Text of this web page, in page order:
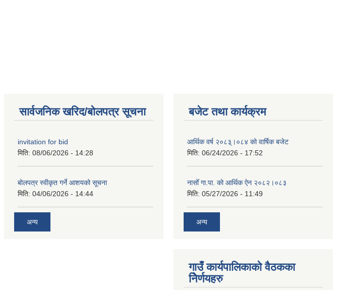
सार्वजनिक खरिद/बोलपत्र सूचना
invitation for bid
मिति: 08/06/2026 - 14:28
बोलपत्र स्वीकृत गर्ने आशयको सूचना
मिति: 04/06/2026 - 14:44
अन्य
बजेट तथा कार्यक्रम
आर्थिक वर्ष २०८३्।०८४ को वार्षिक बजेट
मिति: 06/24/2026 - 17:52
नासोँ गा.पा. को आर्थिक ऐन २०८२।०८३
मिति: 05/27/2026 - 11:49
अन्य
गाउँ कार्यपालिकाको वैठकका
निेर्णयहरु